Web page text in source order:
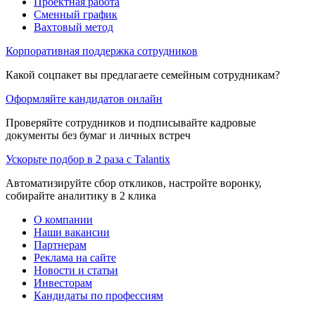
Сменный график
Вахтовый метод
Корпоративная поддержка сотрудников
Какой соцпакет вы предлагаете семейным сотрудникам?
Оформляйте кандидатов онлайн
Проверяйте сотрудников и подписывайте кадровые
документы без бумаг и личных встреч
Ускорьте подбор в 2 раза с Talantix
Автоматизируйте сбор откликов, настройте воронку,
собирайте аналитику в 2 клика
О компании
Наши вакансии
Партнерам
Реклама на сайте
Новости и статьи
Инвесторам
Кандидаты по профессиям